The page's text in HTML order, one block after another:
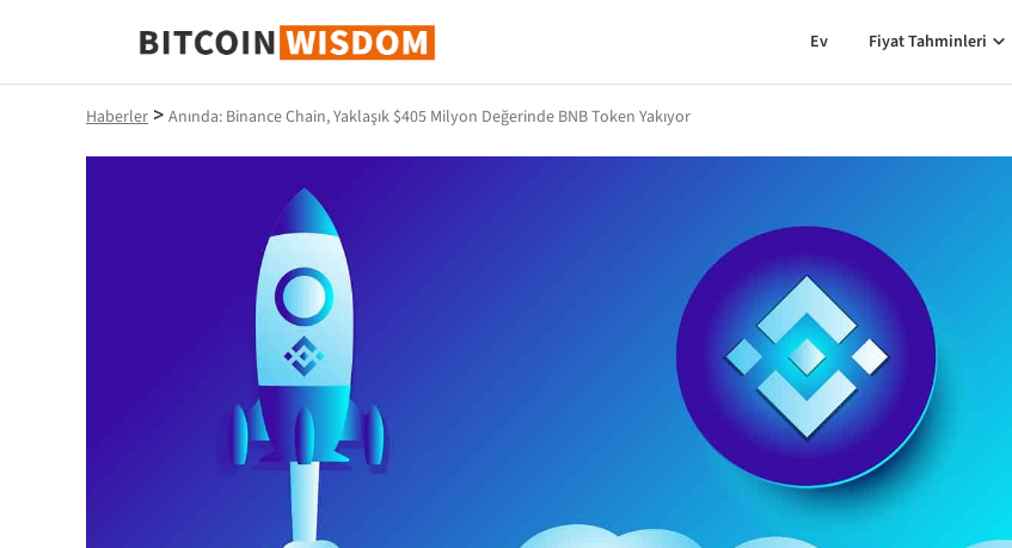
Bitcoin Bilgeliği
Ev Fiyat Tahminleri
Haberler > Anında: Binance Chain, Yaklaşık $405 Milyon Değerinde BNB Token Yakıyor